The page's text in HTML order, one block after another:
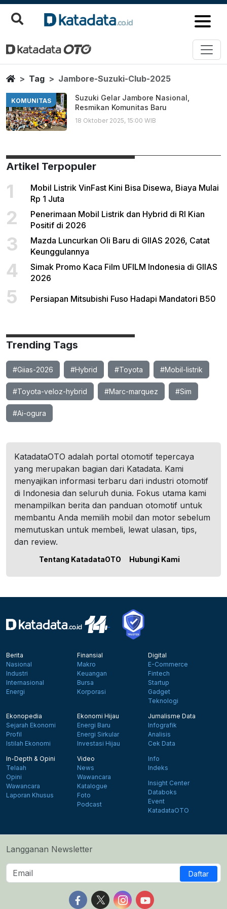
Jambore Suzuki Club 2025
Berita Terbaru
HomeTag Jambore-Suzuki-Club-2025
KOMUNITAS
Suzuki Gelar Jambore Nasional,
Resmikan Komunitas Baru
18 Oktober 2025, 15:00 WIB
Artikel Terpopuler
1
Mobil Listrik VinFast Kini Bisa Disewa, Biaya Mulai
Rp 1 Juta
2
Penerimaan Mobil Listrik dan Hybrid di RI Kian
Positif di 2026
3
Mazda Luncurkan Oli Baru di GIIAS 2026, Catat
Keunggulannya
4
Simak Promo Kaca Film UFILM Indonesia di GIIAS
2026
5 Persiapan Mitsubishi Fuso Hadapi Mandatori B50
Trending Tags
#Giias-2026 #Hybrid #Toyota #Mobil-listrik
#Toyota-veloz-hybrid #Marc-marquez #Sim
#Ai-ogura
KatadataOTO adalah portal otomotif tepercaya
yang merupakan bagian dari Katadata. Kami
menyajikan informasi terbaru dari industri otomotif
di Indonesia dan seluruh dunia. Fokus utama kami
menampilkan berita dan panduan otomotif untuk
membantu Anda memilih mobil dan motor sebelum
memutuskan untuk membeli, lewat ulasan, tips,
dan review.
Tentang KatadataOTO Hubungi Kami
Berita
Nasional
Industri
Internasional
Energi
Finansial
Makro
Keuangan
Bursa
Korporasi
Digital
E-Commerce
Fintech
Startup
Gadget
Teknologi
Ekonopedia
Sejarah Ekonomi
Profil
Istilah Ekonomi
Ekonomi Hijau
Energi Baru
Energi Sirkular
Investasi Hijau
Jurnalisme Data
Infografik
Analisis
Cek Data
In-Depth & Opini
Telaah
Opini
Wawancara
Laporan Khusus
Video
News
Wawancara
Katalogue
Foto
Podcast
Info
Indeks
Insight Center
Databoks
Event
KatadataOTO
Langganan Newsletter
Daftar
Follow us on Facebook
Follow us on X
Follow us on Instagram
Follow us on